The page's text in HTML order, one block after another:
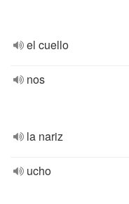
el cuello
nos
la nariz
ucho